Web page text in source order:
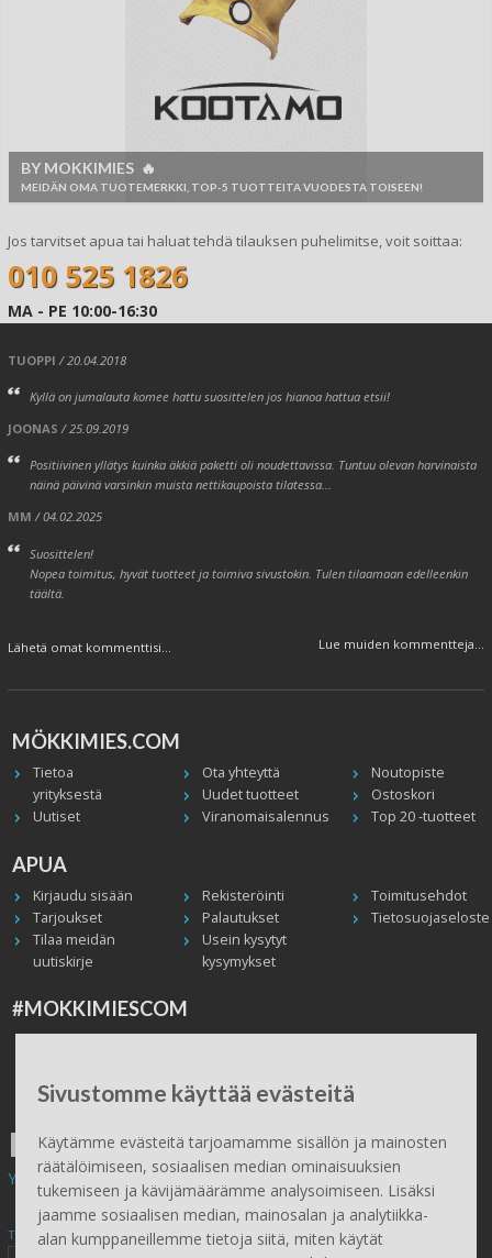
Sivustomme käyttää evästeitä
Käytämme evästeitä tarjoamamme sisällön ja mainosten
räätälöimiseen, sosiaalisen median ominaisuuksien
tukemiseen ja kävijämäärämme analysoimiseen. Lisäksi
jaamme sosiaalisen median, mainosalan ja analytiikka-
alan kumppaneillemme tietoja siitä, miten käytät
BY MOKKIMIES 🔥
MEIDÄN OMA TUOTEMERKKI, TOP-5 TUOTTEITA VUODESTA TOISEEN!
Jos tarvitset apua tai haluat tehdä tilauksen puhelimitse, voit soittaa:
010 525 1826
MA - PE 10:00-16:30
TUOPPI / 20.04.2018
Kyllä on jumalauta komee hattu suosittelen jos hianoa hattua etsii!
JOONAS / 25.09.2019
Positiivinen yllätys kuinka äkkiä paketti oli noudettavissa. Tuntuu olevan harvinaista
näinä päivinä varsinkin muista nettikaupoista tilatessa...
MM / 04.02.2025
Suosittelen!
Nopea toimitus, hyvät tuotteet ja toimiva sivustokin. Tulen tilaamaan edelleenkin
täältä.
Lähetä omat kommenttisi... Lue muiden kommentteja...
MÖKKIMIES.COM
Tietoa
yrityksestä
Ota yhteyttä
Noutopiste
Uudet tuotteet
Ostoskori
Uutiset
Viranomaisalennus Top 20 -tuotteet
APUA
Kirjaudu sisään Rekisteröinti
Toimitusehdot
Tarjoukset
Palautukset
Tietosuojaseloste
Tilaa meidän
uutiskirje
Usein kysytyt
kysymykset
#MOKKIMIESCOM
Peruuta tilaus
ILMAINEN TOIMITUS
Yli 100 € tilauksiin.
Tilaa Mökkimies.comin uutiskirje tästä